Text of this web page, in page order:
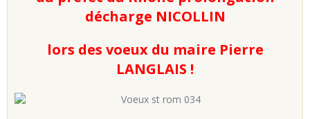
décharge NICOLLIN
lors des voeux du maire Pierre
LANGLAIS !